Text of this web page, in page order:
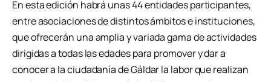
En esta edición habrá unas 44 entidades participantes,
entre asociaciones de distintos ámbitos e instituciones,
que ofrecerán una amplia y variada gama de actividades
dirigidas a todas las edades para promover y dar a
conocer a la ciudadanía de Gáldar la labor que realizan